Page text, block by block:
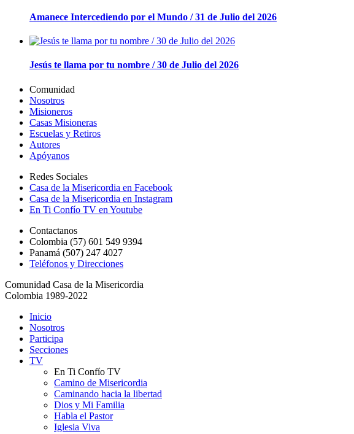
Amanece Intercediendo por el Mundo / 31 de Julio del 2026
Jesús te llama por tu nombre / 30 de Julio del 2026
Comunidad
Nosotros
Misioneros
Casas Misioneras
Escuelas y Retiros
Autores
Apóyanos
Redes Sociales
Casa de la Misericordia en Facebook
Casa de la Misericordia en Instagram
En Ti Confío TV en Youtube
Contactanos
Colombia (57) 601 549 9394
Panamá (507) 247 4027
Teléfonos y Direcciones
Comunidad Casa de la Misericordia
Colombia 1989-2022
Inicio
Nosotros
Participa
Secciones
TV
En Ti Confío TV
Camino de Misericordia
Caminando hacia la libertad
Dios y Mi Familia
Habla el Pastor
Iglesia Viva